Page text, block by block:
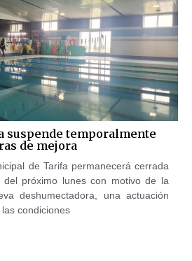
suspende temporalmente
de mejora
de Tarifa permanecerá cerrada
próximo lunes con motivo de la
deshumectadora, una actuación
condiciones